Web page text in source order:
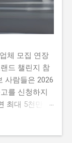
체 모집 연장
드 챌린지 참
사람들은 2026
를 신청하지
최대 5천만 원